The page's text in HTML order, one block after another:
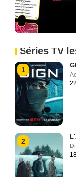
Séries TV
1
2